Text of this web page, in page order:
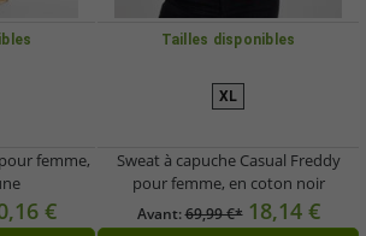
femme,
€
Tailles disponibles
XL
Sweat à capuche Casual Freddy
pour femme, en coton noir
Avant:69,99 €* 18,14 €